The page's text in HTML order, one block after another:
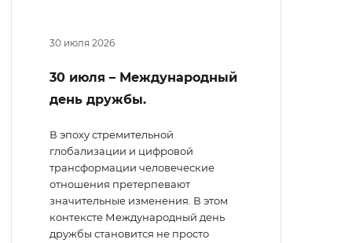
30 июля 2026
30 июля – Международный
день дружбы.
В эпоху стремительной
глобализации и цифровой
трансформации человеческие
отношения претерпевают
значительные изменения. В этом
контексте Международный день
дружбы становится не просто